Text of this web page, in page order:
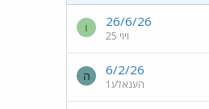
26/6/26
ויוי 25
ו
6/2/26
הענאלע1
ה